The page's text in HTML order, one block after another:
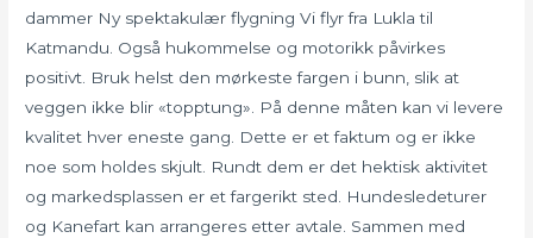
dammer Ny spektakulær flygning Vi flyr fra Lukla til
Katmandu. Også hukommelse og motorikk påvirkes
positivt. Bruk helst den mørkeste fargen i bunn, slik at
veggen ikke blir «topptung». På denne måten kan vi levere
kvalitet hver eneste gang. Dette er et faktum og er ikke
noe som holdes skjult. Rundt dem er det hektisk aktivitet
og markedsplassen er et fargerikt sted. Hundesledeturer
og Kanefart kan arrangeres etter avtale. Sammen med